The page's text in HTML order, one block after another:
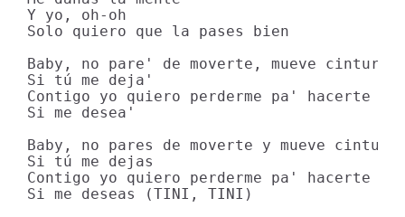
Y yo, oh-oh
Solo quiero que la pases bien
Baby, no pare' de moverte, mueve
Si tú me deja'
Contigo yo quiero perderme pa' hacerte
Si me desea'
Baby, no pares de moverte y mueve
Si tú me dejas
Contigo yo quiero perderme pa' hacerte
Si me deseas (TINI, TINI)